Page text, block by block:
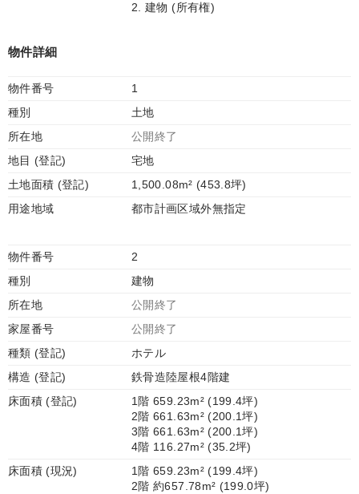
2. 建物 (所有権)
物件詳細
物件番号
1
種別
土地
所在地
公開終了
地目 (登記)
宅地
土地面積 (登記)
1,500.08m² (453.8坪)
用途地域
都市計画区域外無指定
物件番号
2
種別
建物
所在地
公開終了
家屋番号
公開終了
種類 (登記)
ホテル
構造 (登記)
鉄骨造陸屋根4階建
床面積 (登記)
1階 659.23m² (199.4坪)
2階 661.63m² (200.1坪)
3階 661.63m² (200.1坪)
4階 116.27m² (35.2坪)
床面積 (現況)
1階 659.23m² (199.4坪)
2階 約657.78m² (199.0坪)